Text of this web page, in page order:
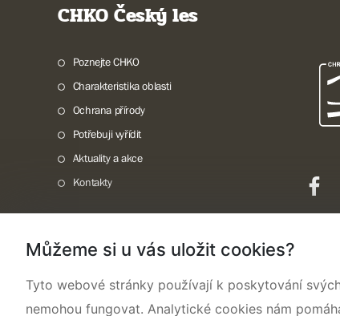
CHKO Český les
Poznejte CHKO
Charakteristika oblasti
Ochrana přírody
Potřebuji vyřídit
Aktuality a akce
Kontakty
Mapa webu Prohlášení o přístupnosti Cookies
Můžeme si u vás uložit cookies?
Tyto webové stránky používají k poskytování
nemohou fungovat. Analytické cookies nám